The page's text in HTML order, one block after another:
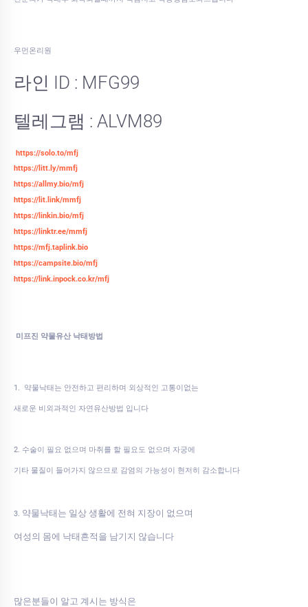
우먼온리원
라인 ID : MFG99
텔레그램 : ALVM89
https://solo.to/mfj
https://litt.ly/mmfj
https://allmy.bio/mfj
https://lit.link/mmfj
https://linkin.bio/mfj
https://linktr.ee/mmfj
https://mfj.taplink.bio
https://campsite.bio/mfj
https://link.inpock.co.kr/mfj
미프진 약물유산 낙태방법
1. 약물낙태는 안전하고 편리하며 외상적인 고통이없는
새로운 비외과적인 자연유산방법 입니다
2. 수술이 필요 없으며 마취를 할 필요도 없으며 자궁에
기타 물질이 들어가지 않으므로 감염의 가능성이 현저히 감소합니다
3. 약물낙태는 일상 생활에 전혀 지장이 없으며
여성의 몸에 낙태흔적을 남기지 않습니다
많은분들이 알고 계시는 방식은